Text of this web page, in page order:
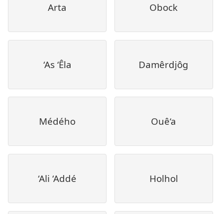
Arta Obock
‘As ‘Êla Damêrdjôg
Médého Ouê‘a
‘Ali ‘Addé Holhol